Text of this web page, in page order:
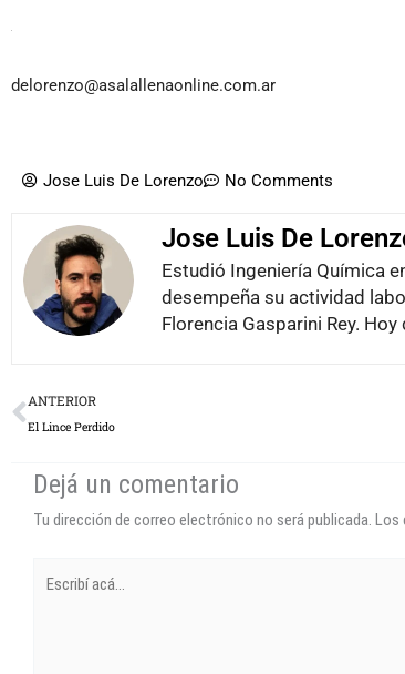
delorenzo@asalallenaonline.com.ar
Jose Luis De Lorenzo No Comments
Jose Luis De
Estudió Ingeniería Química
desempeña su actividad
Florencia Gasparini Rey.
Prev
ANTERIOR
El Lince Perdido
Dejá un comentario
Tu dirección de correo electrónico no será publicada. Los
acá...